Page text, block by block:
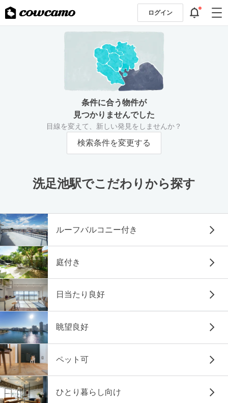
ログイン
条件に合う物件が
見つかりませんでした
目線を変えて、新しい発見をしませんか？
検索条件を変更する
洗足池駅でこだわりから探す
ルーフバルコニー付き
庭付き
日当たり良好
眺望良好
ペット可
ひとり暮らし向け